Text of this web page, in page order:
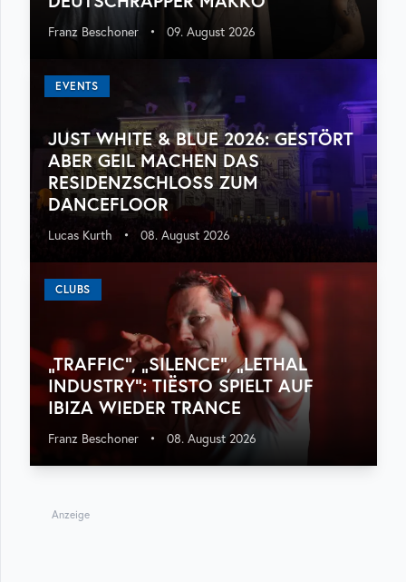
Franz Beschoner • 09. August 2026
EVENTS
JUST WHITE & BLUE 2026: GESTÖRT
ABER GEIL MACHEN DAS
RESIDENZSCHLOSS ZUM
DANCEFLOOR
Lucas Kurth • 08. August 2026
CLUBS
„TRAFFIC“, „SILENCE“, „LETHAL
INDUSTRY“: TIËSTO SPIELT AUF
IBIZA WIEDER TRANCE
Franz Beschoner • 08. August 2026
Anzeige